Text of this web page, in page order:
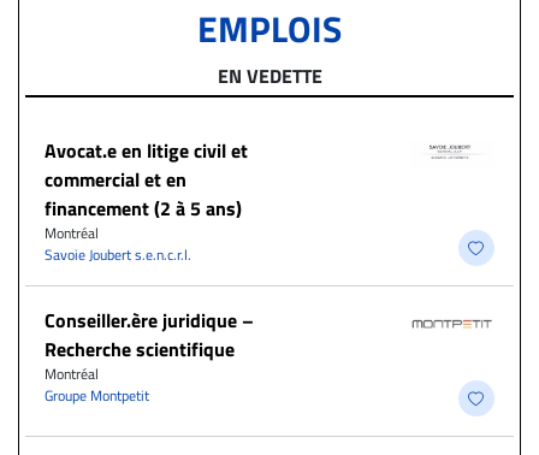
EMPLOIS
EN VEDETTE
Avocat.e en litige civil et
commercial et en
financement (2 à 5 ans)
Montréal
Savoie Joubert s.e.n.c.r.l.
Conseiller.ère juridique –
Recherche scientifique
Montréal
Groupe Montpetit